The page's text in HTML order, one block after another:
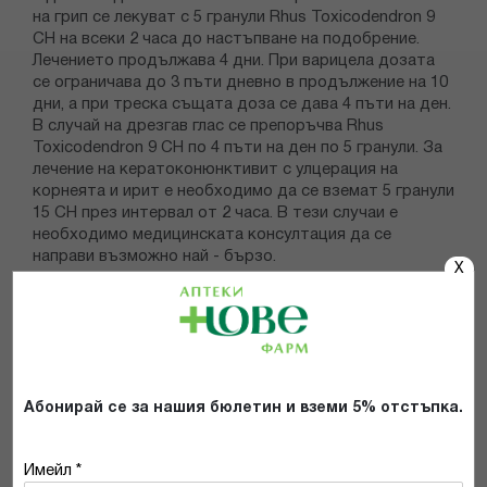
X
Абонирай се за нашия бюлетин и вземи 5% отстъпка.
Имейл *
на грип се лекуват с 5 гранули Rhus Toxicodendron 9
CH на всеки 2 часа до настъпване на подобрение.
Лечението продължава 4 дни. При варицела дозата
се ограничава до 3 пъти дневно в продължение на 10
дни, а при треска същата доза се дава 4 пъти на ден.
В случай на дрезгав глас се препоръчва Rhus
Toxicodendron 9 CH по 4 пъти на ден по 5 гранули. За
лечение на кератоконюнктивит с улцерация на
корнеята и ирит е необходимо да се вземат 5 гранули
15 CH през интервал от 2 часа. В тези случаи е
необходимо медицинската консултация да се
направи възможно най - бързо.